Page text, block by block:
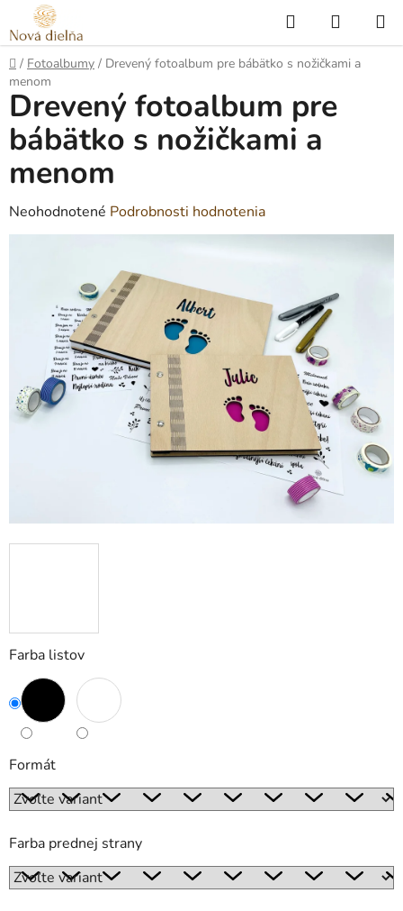
Prejsť
na
obsah
Hľadať
KOŠÍK
Domov
/ Fotoalbumy / Drevený fotoalbum pre bábätko s nožičkami a
menom
Farba listov
Formát
Farba prednej strany
Drevený fotoalbum pre
bábätko s nožičkami a
menom
Priemerné
hodnotenie
hviezdičiek.
Neohodnotené Podrobnosti hodnotenia